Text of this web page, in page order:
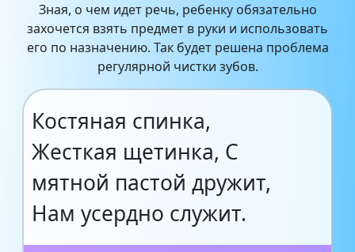
Зная, о чем идет речь, ребенку обязательно
захочется взять предмет в руки и использовать
его по назначению. Так будет решена проблема
регулярной чистки зубов.
Костяная спинка,
Жесткая щетинка, С
мятной пастой дружит,
Нам усердно служит.